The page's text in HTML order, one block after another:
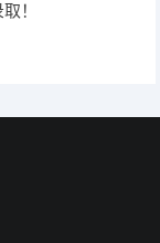
！